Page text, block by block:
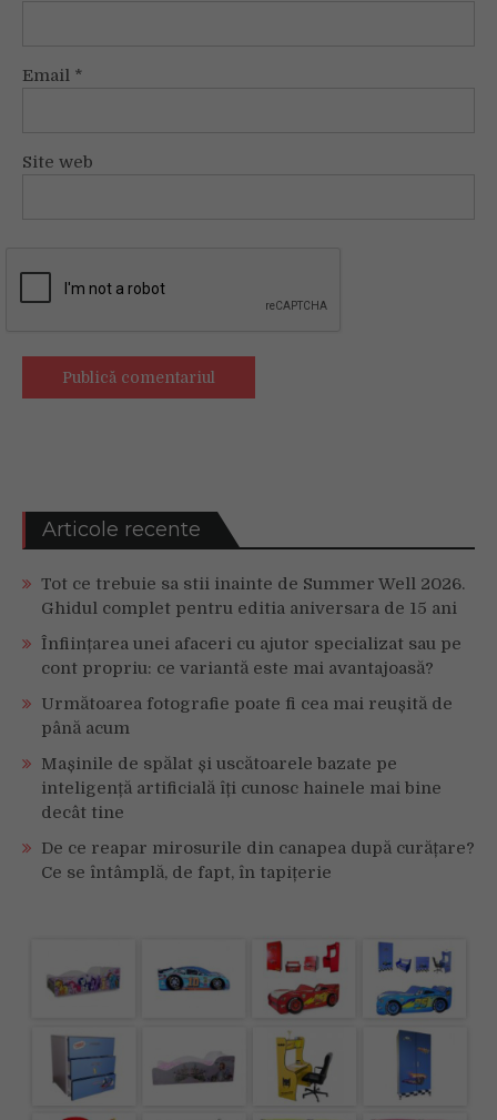
Email *
Site web
Articole recente
Tot ce trebuie sa stii inainte de Summer Well 2026.
Ghidul complet pentru editia aniversara de 15 ani
Înființarea unei afaceri cu ajutor specializat sau pe
cont propriu: ce variantă este mai avantajoasă?
Următoarea fotografie poate fi cea mai reușită de
până acum
Mașinile de spălat și uscătoarele bazate pe
inteligență artificială îți cunosc hainele mai bine
decât tine
De ce reapar mirosurile din canapea după curățare?
Ce se întâmplă, de fapt, în tapițerie